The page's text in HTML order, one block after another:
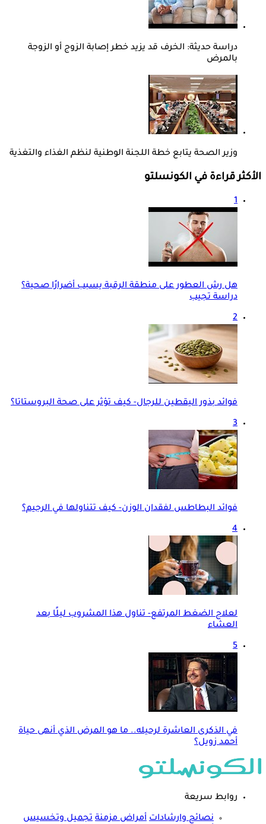
دراسة حديثة: الخرف قد يزيد خطر إصابة الزوج أو الزوجة
بالمرض
وزير الصحة يتابع خطة اللجنة الوطنية لنظم الغذاء والتغذية
الأكثر قراءة في الكونسلتو
1
هل رش العطور على منطقة الرقبة يسبب أضرارًا صحية؟
دراسة تجيب
2
فوائد بذور اليقطين للرجال- كيف تؤثر على صحة البروستاتا؟
3
فوائد البطاطس لفقدان الوزن- كيف تتناولها في الرجيم؟
4
لعلاج الضغط المرتفع- تناول هذا المشروب ليلًا بعد
العشاء
5
في الذكرى العاشرة لرحيله.. ما هو المرض الذي أنهى حياة
أحمد زويل؟
روابط سريعة
نصائح وارشادات أمراض مزمنة تجميل وتخسيس